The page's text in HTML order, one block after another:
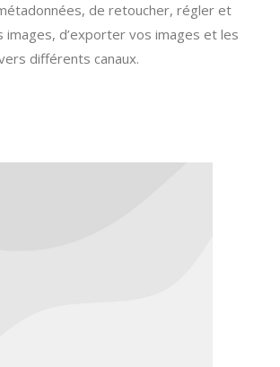
de retoucher, régler et
images, d’exporter vos images et les
différents canaux.